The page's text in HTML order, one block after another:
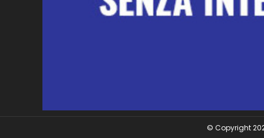
© Copyright